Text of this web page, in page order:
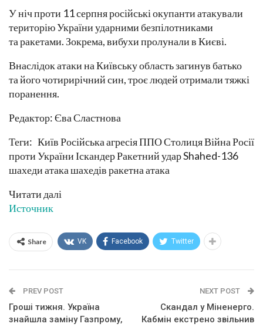
У ніч проти 11 серпня російські окупанти атакували
територію України ударними безпілотниками
та ракетами. Зокрема, вибухи пролунали в Києві.
Внаслідок атаки на Київську область загинув батько
та його чотирирічний син, троє людей отримали тяжкі
поранення.
Редактор: Єва Сластнова
Теги: Київ Російська агресія ППО Столиця Війна Росії
проти України Іскандер Ракетний удар Shahed-136
шахеди атака шахедів ракетна атака
Читати далі
Источник
Share VK Facebook Twitter
PREV POST
Гроші тижня. Україна
знайшла заміну Газпрому,
NEXT POST
Скандал у Міненерго.
Кабмін екстрено звільнив